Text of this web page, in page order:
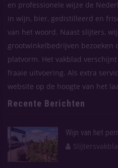
en professionele wijze de
in wijn, bier, gedistilleerd en
van het woord. Naast slijters,
grootwinkelbedrijven bezoeken
platvorm. Het vakblad
fraaie uitvoering. Als extra
website op de hoogte van het
Recente Berichten
Wijn van het